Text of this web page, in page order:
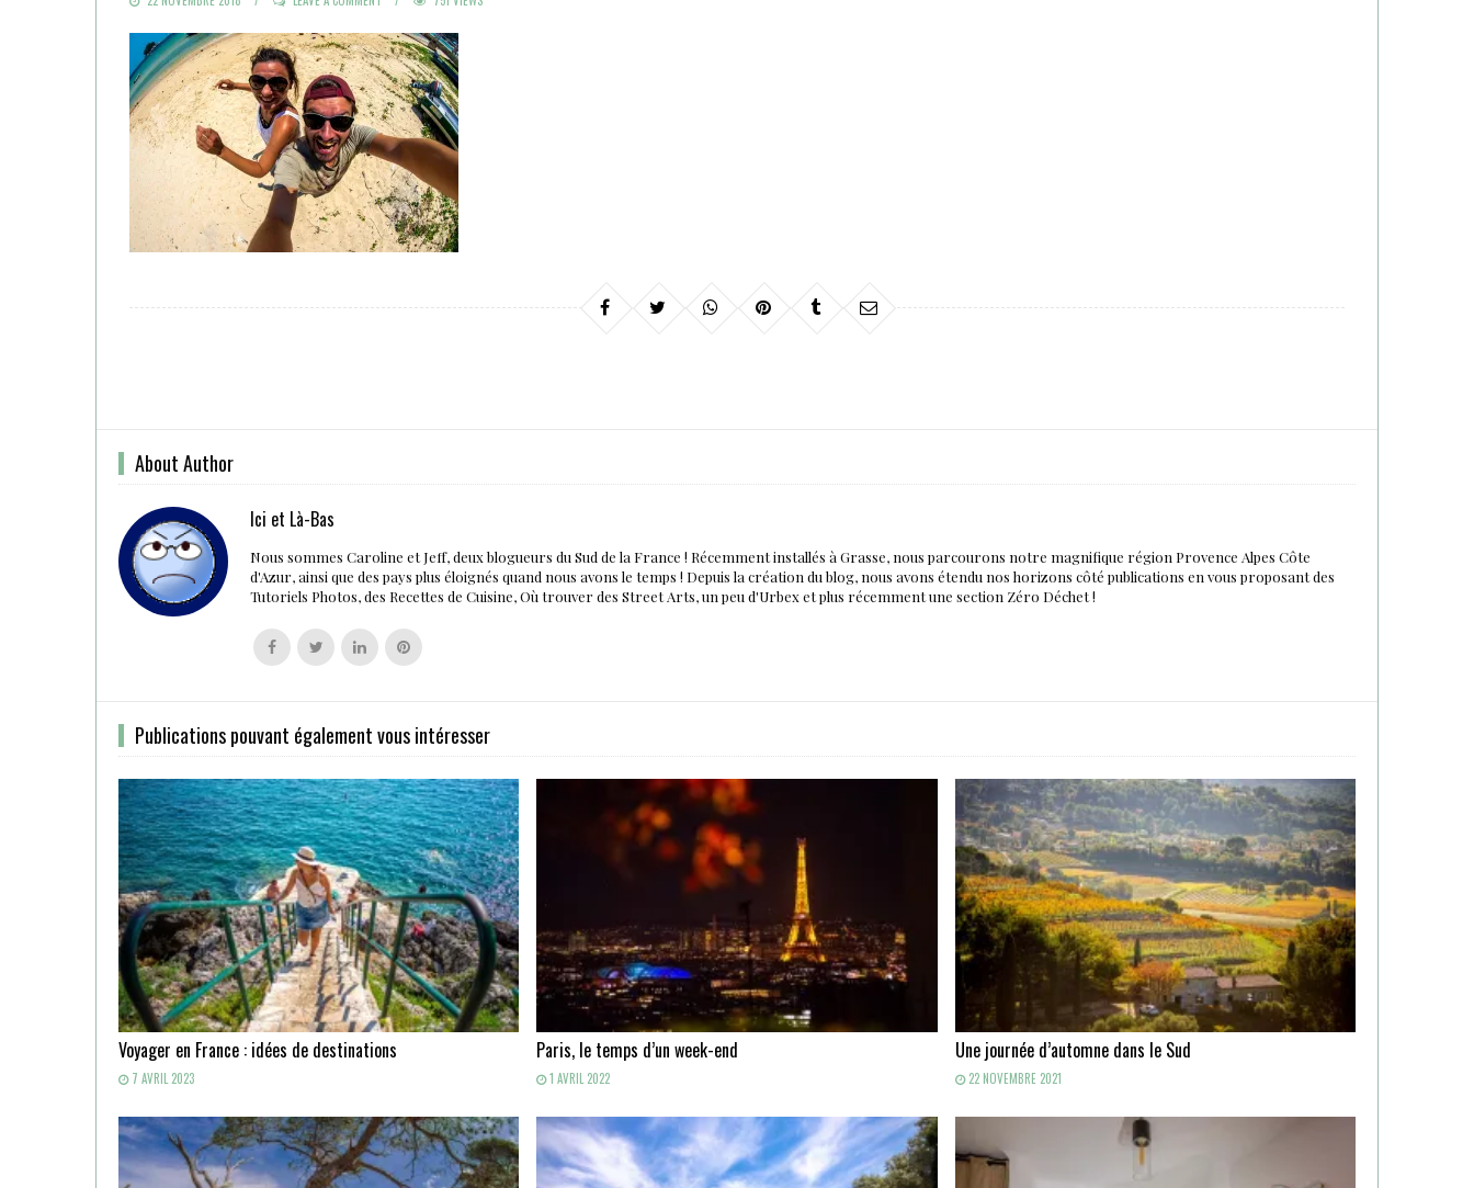
About Author
Ici et Là-Bas
Nous sommes Caroline et Jeff, deux blogueurs du Sud de la France ! Récemment installés à Grasse, nous parcourons notre magnifique région Provence Alpes Côte
d'Azur, ainsi que des pays plus éloignés quand nous avons le temps ! Depuis la création du blog, nous avons étendu nos horizons côté publications en vous proposant des
Tutoriels Photos, des Recettes de Cuisine, Où trouver des Street Arts, un peu d'Urbex et plus récemment une section Zéro Déchet !
Follow
us
Follow
us
Follow
us
Follow
us
Publications pouvant également vous intéresser
Voyager en France : idées de destinations
7 AVRIL 2023
Paris, le temps d’un week-end
1 AVRIL 2022
Une journée d’automne dans le Sud
22 NOVEMBRE 2021